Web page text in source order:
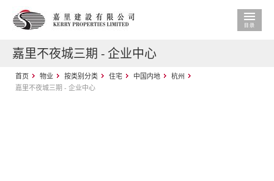
嘉里不夜城三期 - 企业中心
首页 物业 按类别分类 住宅 中国内地
杭州
嘉里不夜城三期 - 企业中心